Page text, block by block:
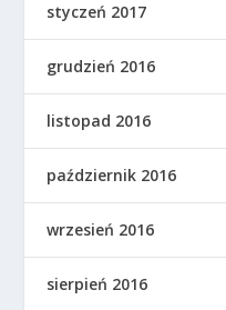
styczeń 2017
grudzień 2016
listopad 2016
październik 2016
wrzesień 2016
sierpień 2016